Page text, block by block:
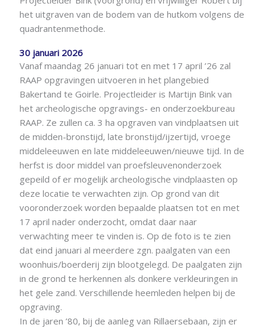
het uitgraven van de bodem van de hutkom volgens de
quadrantenmethode.
30 januari 2026
Vanaf maandag 26 januari tot en met 17 april ’26 zal
RAAP opgravingen uitvoeren in het plangebied
Bakertand te Goirle. Projectleider is Martijn Bink van
het archeologische opgravings- en onderzoekbureau
RAAP. Ze zullen ca. 3 ha opgraven van vindplaatsen uit
de midden-bronstijd, late bronstijd/ijzertijd, vroege
middeleeuwen en late middeleeuwen/nieuwe tijd. In de
herfst is door middel van proefsleuvenonderzoek
gepeild of er mogelijk archeologische vindplaasten op
deze locatie te verwachten zijn. Op grond van dit
vooronderzoek worden bepaalde plaatsen tot en met
17 april nader onderzocht, omdat daar naar
verwachting meer te vinden is. Op de foto is te zien
dat eind januari al meerdere zgn. paalgaten van een
woonhuis/boerderij zijn blootgelegd. De paalgaten zijn
in de grond te herkennen als donkere verkleuringen in
het gele zand. Verschillende heemleden helpen bij de
opgraving.
In de jaren ’80, bij de aanleg van Rillaersebaan, zijn er